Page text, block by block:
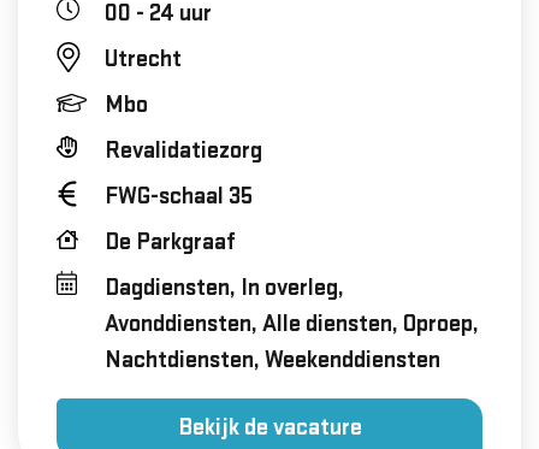
00 - 24 uur
Utrecht
Mbo
Revalidatiezorg
FWG-schaal 35
De Parkgraaf
Dagdiensten, In overleg,
Avonddiensten, Alle diensten, Oproep,
Nachtdiensten, Weekenddiensten
Bekijk de vacature